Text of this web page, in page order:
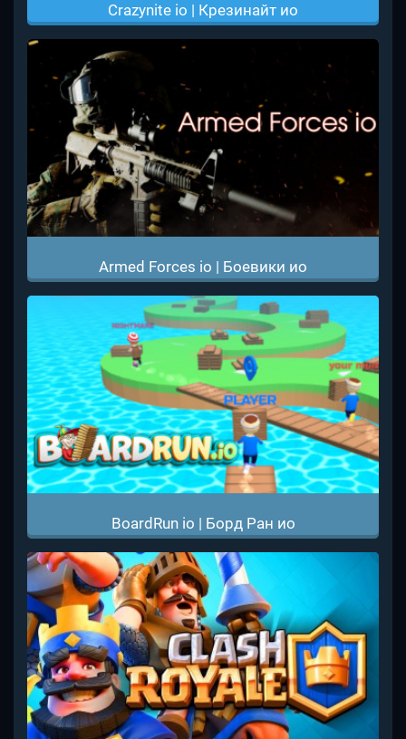
Crazynite io | Крезинайт ио
Armed Forces io | Боевики ио
BoardRun io | Борд Ран ио